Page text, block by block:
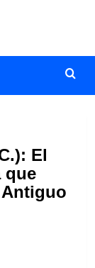
El
que